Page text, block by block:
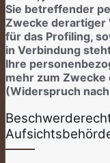
Sie betreffender
Zwecke derartiger
für das Profiling,
in Verbindung
Ihre
mehr zum
(Widerspruch nach